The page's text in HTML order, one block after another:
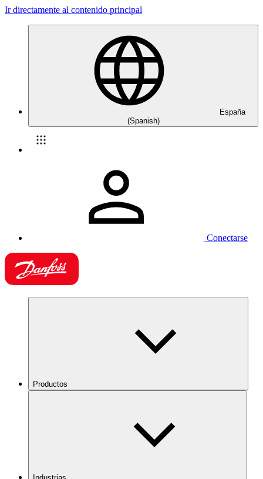
Ir directamente al contenido principal
España
(Spanish)
Conectarse
Productos